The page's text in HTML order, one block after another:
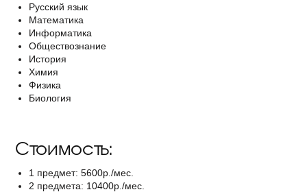
Русский язык
Математика
Информатика
Обществознание
История
Химия
Физика
Биология
Стоимость:
1 предмет: 5600р./мес.
2 предмета: 10400р./мес.